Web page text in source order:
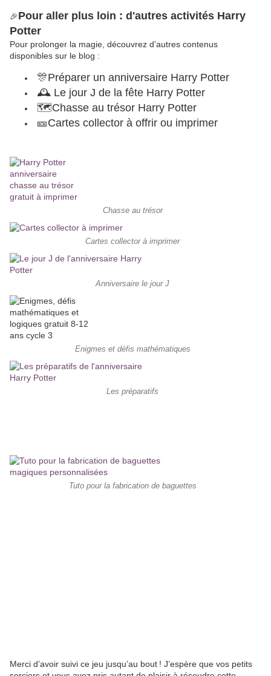
🎉Pour aller plus loin : d'autres activités Harry
Potter
Pour prolonger la magie, découvrez d’autres contenus
disponibles sur le blog :
🎊Préparer un anniversaire Harry Potter
🕰 Le jour J de la fête Harry Potter
🗺Chasse au trésor Harry Potter
🎫Cartes collector à offrir ou imprimer
Chasse au trésor
Cartes collector à imprimer
Anniversaire le jour J
Enigmes et défis mathématiques
Les préparatifs
Tuto pour la fabrication de baguettes
Merci d’avoir suivi ce jeu jusqu’au bout ! J’espère que vos petits